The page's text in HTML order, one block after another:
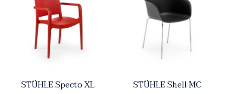
STÜHLE Specto XL STÜHLE Shell MC